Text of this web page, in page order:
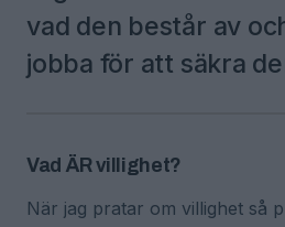
vad den består av
jobba för att säkra
Vad ÄR villighet?
När jag pratar om villighet så